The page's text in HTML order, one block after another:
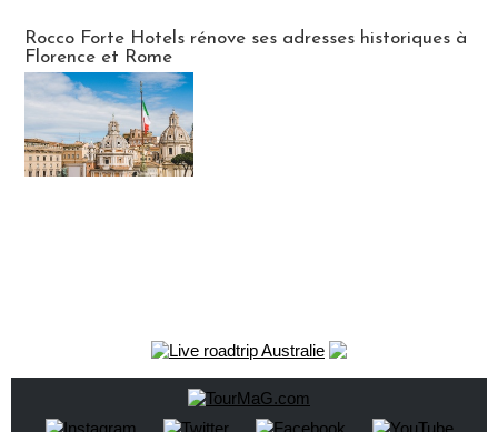
Rocco Forte Hotels rénove ses adresses historiques à
Florence et Rome